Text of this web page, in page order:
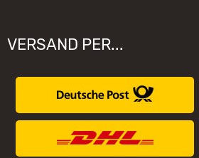
VERSAND PER...